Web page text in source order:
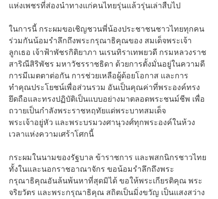
แห่งเพชรที่ส่องนำทางแก่คนไทยรุ่นแล้วรุ่นเล่าสืบไป
ในการนี้ กระผมขอเชิญชวนพี่น้องประชาชนชาวไทยทุกคน
ร่วมกันน้อมรำลึกถึงพระกรุณาธิคุณของ สมเด็จพระเจ้า
ลูกเธอ เจ้าฟ้าพัชรกิติยาภา นเรนทิราเทพยวดี กรมหลวงราช
สาริณีสิริพัชร มหาวัชรราชธิดา ด้วยการตั้งมั่นอยู่ในความดี
การมีเมตตาต่อกัน การช่วยเหลือผู้ด้อยโอกาส และการ
ทำคุณประโยชน์เพื่อส่วนรวม อันเป็นคุณค่าที่พระองค์ทรง
ยึดถือและทรงปฏิบัติเป็นแบบอย่างมาตลอดพระชนม์ชีพ เพื่อ
ถวายเป็นกำลังพระราชหฤทัยแด่พระบาทสมเด็จ
พระเจ้าอยู่หัว และพระบรมวงศานุวงศ์ทุกพระองค์ในห้วง
เวลาแห่งความเศร้าโศกนี้
กระผมในนามของรัฐบาล ข้าราชการ และพสกนิกรชาวไทย
ทั้งในและนอกราชอาณาจักร ขอน้อมรำลึกถึงพระ
กรุณาธิคุณอันล้นพ้นหาที่สุดมิได้ ขอให้พระเกียรติคุณ พระ
จริยวัตร และพระกรุณาธิคุณ สถิตเป็นมิ่งขวัญ เป็นแสงสว่าง